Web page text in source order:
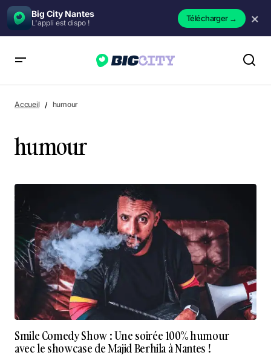
Big City Nantes
L'appli est dispo ! Télécharger→ ×
Accueil humour
humour
Smile Comedy Show : Une soirée 100% humour
avec le showcase de Majid Berhila à Nantes !